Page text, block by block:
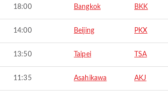
18:00 Bangkok BKK
14:00 Beijing PKX
13:50 Taipei TSA
11:35 Asahikawa AKJ